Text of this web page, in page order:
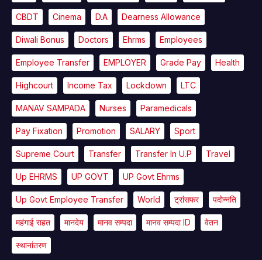
CBDT Cinema D.A Dearness Allowance
Diwali Bonus Doctors Ehrms Employees
Employee Transfer EMPLOYER Grade Pay Health
Highcourt Income Tax Lockdown LTC
MANAV SAMPADA Nurses Paramedicals
Pay Fixation Promotion SALARY Sport
Supreme Court Transfer Transfer In U.P Travel
Up EHRMS UP GOVT UP Govt Ehrms
Up Govt Employee Transfer World ट्रांसफर पदोन्नति
महंगाई राहत मानदेय मानव सम्पदा मानव सम्पदा ID वेतन
स्थानांतरण